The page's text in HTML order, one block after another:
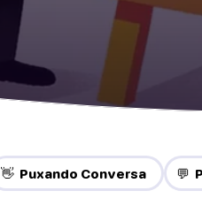
👋 Puxando Conversa 💬